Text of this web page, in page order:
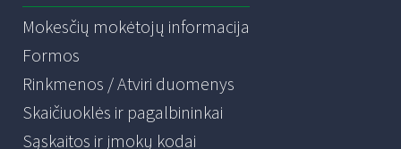
Mokesčių mokėtojų informacija
Formos
Rinkmenos / Atviri duomenys
Skaičiuoklės ir pagalbininkai
Sąskaitos ir įmokų kodai